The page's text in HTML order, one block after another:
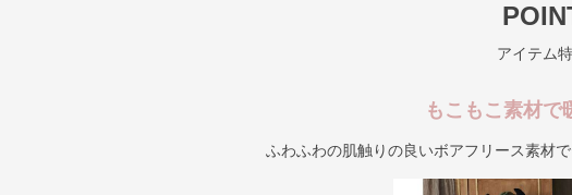
アイテム
もこもこ素材で
ふわふわの肌触りの良いボアフリース素材